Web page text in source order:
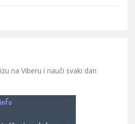
na Viberu i nauči svaki dan